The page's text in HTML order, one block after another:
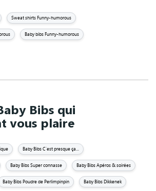
Sweat shirts Funny-humorous
Baby bibs Funny-humorous
Bibs qui
vous plaire
Baby Bibs C'est presque ça...
Baby Bibs Super connasse Baby Bibs Apéros & soirées
Baby Bibs Poudre de Perlimpinpin Baby Bibs Dikkenek